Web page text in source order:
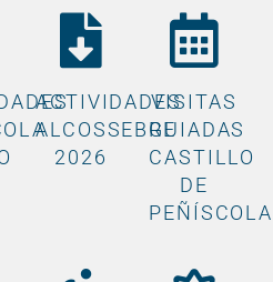
ACTIVIDADES
ALCOSSEBRE
2026
VISITAS
GUIADAS
CASTILLO
DE
PEÑÍSCOLA